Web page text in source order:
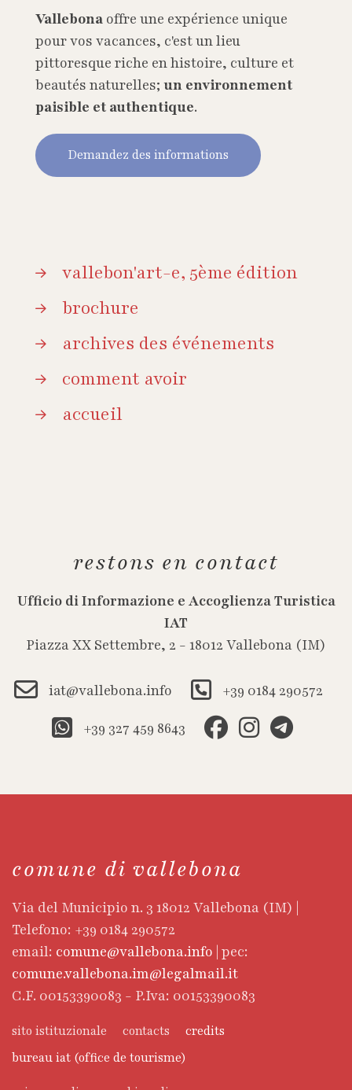
Vallebona offre une expérience unique
pour vos vacances, c'est un lieu
pittoresque riche en histoire, culture et
beautés naturelles; un environnement
paisible et authentique.
Demandez des informations
vallebon'art-e, 5ème édition
brochure
archives des événements
comment avoir
accueil
restons en contact
Ufficio di Informazione e Accoglienza Turistica
IAT
Piazza XX Settembre, 2 - 18012 Vallebona (IM)
iat@vallebona.info
+39 0184 290572
+39 327 459 8643
comune di vallebona
Via del Municipio n. 3 18012 Vallebona (IM) |
Telefono: +39 0184 290572
email: comune@vallebona.info | pec:
comune.vallebona.im@legalmail.it
C.F. 00153390083 - P.Iva: 00153390083
sito istituzionale contacts
credits
bureau iat (office de tourisme)